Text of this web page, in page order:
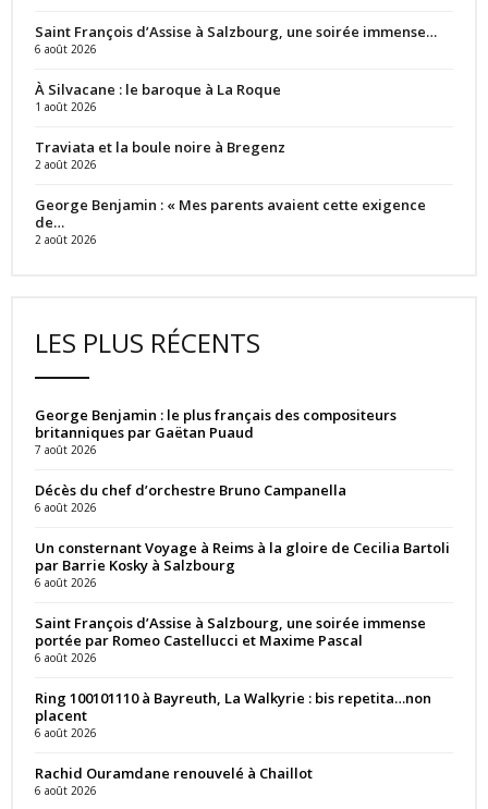
Saint François d’Assise à Salzbourg, une soirée immense…
6 août 2026
À Silvacane : le baroque à La Roque
1 août 2026
Traviata et la boule noire à Bregenz
2 août 2026
George Benjamin : « Mes parents avaient cette exigence
de…
2 août 2026
LES PLUS RÉCENTS
George Benjamin : le plus français des compositeurs
britanniques par Gaëtan Puaud
7 août 2026
Décès du chef d’orchestre Bruno Campanella
6 août 2026
Un consternant Voyage à Reims à la gloire de Cecilia Bartoli
par Barrie Kosky à Salzbourg
6 août 2026
Saint François d’Assise à Salzbourg, une soirée immense
portée par Romeo Castellucci et Maxime Pascal
6 août 2026
Ring 100101110 à Bayreuth, La Walkyrie : bis repetita…non
placent
6 août 2026
Rachid Ouramdane renouvelé à Chaillot
6 août 2026